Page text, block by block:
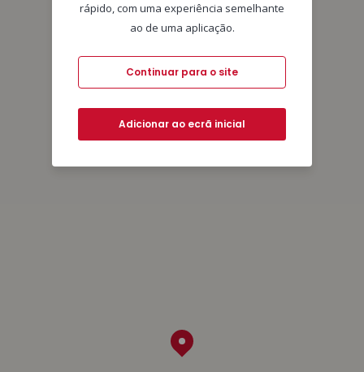
rápido, com uma experiência semelhante
ao de uma aplicação.
Continuar para o site
Adicionar ao ecrã inicial